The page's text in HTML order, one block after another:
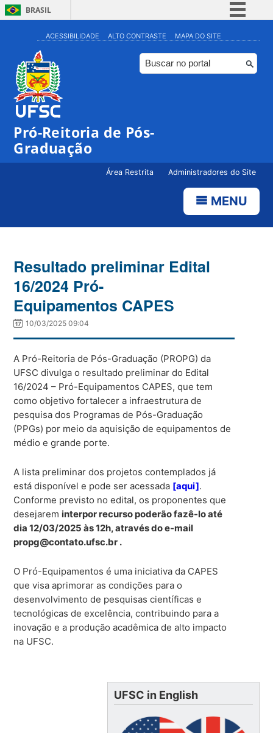
BRASIL
Simplifique!
Comunica BR
Participe
ACESSIBILIDADE ALTO CONTRASTE MAPA DO SITE
Pró-Reitoria de Pós-
Graduação
Área Restrita Administradores do Site
MENU
Resultado preliminar Edital
16/2024 Pró-
Equipamentos CAPES
10/03/2025 09:04
A Pró-Reitoria de Pós-Graduação (PROPG) da
UFSC divulga o resultado preliminar do Edital
16/2024 – Pró-Equipamentos CAPES, que tem
como objetivo fortalecer a infraestrutura de
pesquisa dos Programas de Pós-Graduação
(PPGs) por meio da aquisição de equipamentos de
médio e grande porte.
A lista preliminar dos projetos contemplados já
está disponível e pode ser acessada [aqui].
Conforme previsto no edital, os proponentes que
desejarem interpor recurso poderão fazê-lo até
dia 12/03/2025 às 12h, através do e-mail
propg@contato.ufsc.br .
O Pró-Equipamentos é uma iniciativa da CAPES
que visa aprimorar as condições para o
desenvolvimento de pesquisas científicas e
tecnológicas de excelência, contribuindo para a
inovação e a produção acadêmica de alto impacto
na UFSC.
UFSC in English